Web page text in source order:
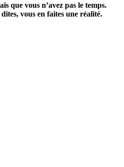
que vous n’avez pas le temps.
vous en faites une réalité.